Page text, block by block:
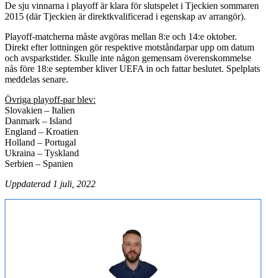
De sju vinnarna i playoff är klara för slutspelet i Tjeckien sommaren
2015 (där Tjeckien är direktkvalificerad i egenskap av arrangör).
Playoff-matcherna måste avgöras mellan 8:e och 14:e oktober.
Direkt efter lottningen gör respektive motståndarpar upp om datum
och avsparkstider. Skulle inte någon gemensam överenskommelse
nås före 18:e september kliver UEFA in och fattar beslutet. Spelplats
meddelas senare.
Övriga playoff-par blev:
Slovakien – Italien
Danmark – Island
England – Kroatien
Holland – Portugal
Ukraina – Tyskland
Serbien – Spanien
Uppdaterad 1 juli, 2022